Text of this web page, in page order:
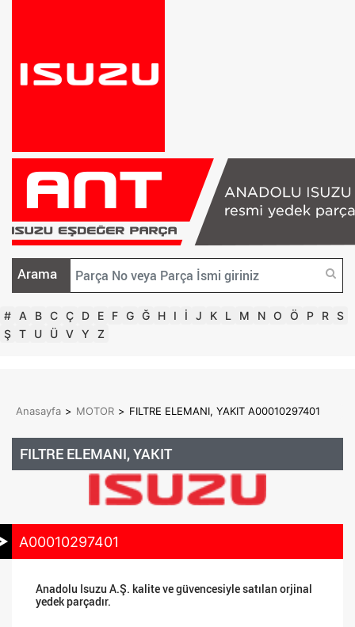
Arama
# A B C Ç D E F G Ğ H I İ J K L M N O Ö P R S
Ş T U Ü V Y Z
Anasayfa > MOTOR > FILTRE ELEMANI, YAKIT A00010297401
FILTRE ELEMANI, YAKIT
A00010297401
Anadolu Isuzu A.Ş. kalite ve güvencesiyle satılan orjinal
yedek parçadır.